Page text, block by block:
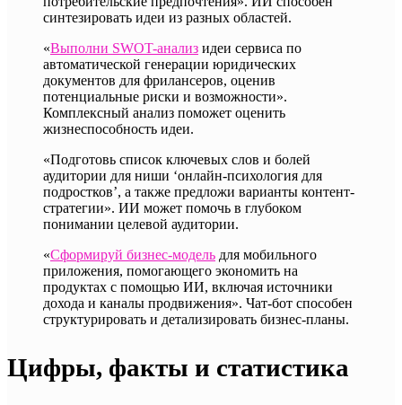
синтезировать идеи из разных областей.
«Выполни SWOT-анализ идеи сервиса по
автоматической генерации юридических
документов для фрилансеров, оценив
потенциальные риски и возможности».
Комплексный анализ поможет оценить
жизнеспособность идеи.
«Подготовь список ключевых слов и болей
аудитории для ниши ‘онлайн-психология для
подростков’, а также предложи варианты контент-
стратегии». ИИ может помочь в глубоком
понимании целевой аудитории.
«Сформируй бизнес-модель для мобильного
приложения, помогающего экономить на
продуктах с помощью ИИ, включая источники
дохода и каналы продвижения». Чат-бот способен
структурировать и детализировать бизнес-планы.
Цифры, факты и статистика